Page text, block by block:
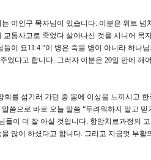
이인구 목자님이 있습니다. 이분은 위트
통사고로 죽었다 살아나신 것을 시니어 목
이 요11:4 “이 병은 죽을 병이 아니라 하나
었다고 합니다. 그러자 이분은 20일 만에 깨
회를 섬기러 가던 중 몸에 이상을 느끼시고
씀으로 바로 오늘 말씀 “두려워하지 말고
들이 더 잘 아실 것입니다. 항암치료과정의
많이 하셨다고 합니다. 그리고 지금껏 부